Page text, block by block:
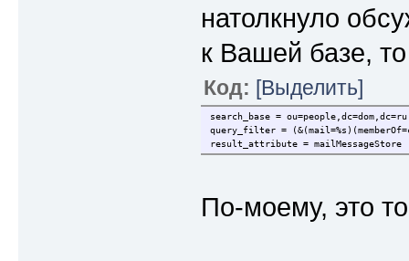
натолкнуло
к Вашей базе,
Код: [Выделить]
search_base = ou=people,dc=dom,dc=ru
query_filter =
result_attribute = mailMessageStore
По-моему, это